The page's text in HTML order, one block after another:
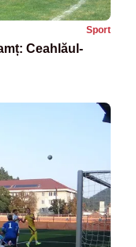
Sport
Ceahlăul-